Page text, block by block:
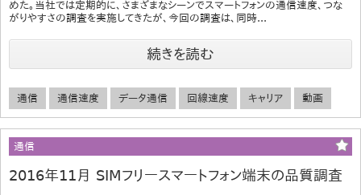
めた。当社では定期的に、さまざまなシーンでスマートフォンの通信速度、つな
がりやすさの調査を実施してきたが、今回の調査は、同時...
続きを読む
通信 通信速度 データ通信 回線速度 キャリア 動画
通信
2016年11月 SIMフリースマートフォン端末の品質調査